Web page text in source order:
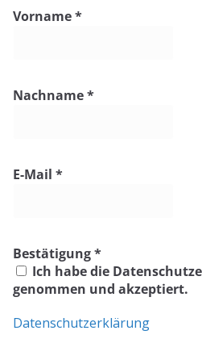
eVorname*
Nachname*
E-Mail *
Bestätigung*
Ich habe die
genommen und akzeptiert.
Datenschutzerklärung